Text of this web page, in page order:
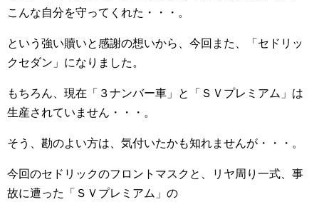
こんな自分を守ってくれた・・・。
という強い贖いと感謝の想いから、今回また、「セドリッ
クセダン」になりました。
もちろん、現在「３ナンバー車」と「ＳＶプレミアム」は
生産されていません・・・。
そう、勘のよい方は、気付いたかも知れませんが・・・。
今回のセドリックのフロントマスクと、リヤ周り一式、事
故に遭った「ＳＶプレミアム」の